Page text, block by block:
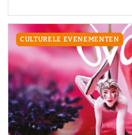
CULTURELE EVENEMENTEN